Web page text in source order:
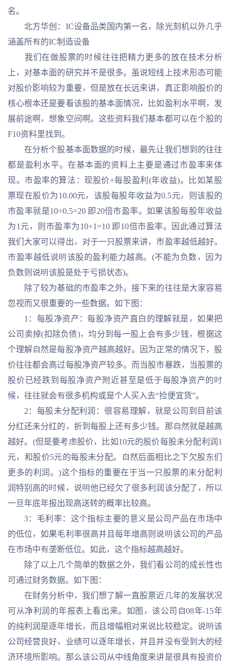
名。
北方华创：IC设备品类国内第一名，除光刻机以外几乎
涵盖所有的IC制造设备
我们在做股票的时候往往把精力更多的放在技术分析
上，对基本面的研究并不是很多。虽说短线上技术形态可能
对股价影响较为重要，但是放在长远来讲，真正影响股价的
核心根本还是要看该股的基本面情况，比如盈利水平啊，发
展前途啊，想象空间啊。这些资料我们基本都可以在个股的
F10资料里找到。
在分析个股基本面数据的时候，最先让我们想到的往往
都是盈利水平。在基本面的资料上主要是通过市盈率来体
现。市盈率的算法：现股价÷每股盈利(年收益)。比如某股
票现在股价为10.00元，该股每股年收益为0.5元，则该股的
市盈率就是10÷0.5=20 即20倍市盈率。如果该股每股年收益
为1元，则市盈率为10÷1=10 即10倍市盈率。因此通过算法
我们大家可以得出，对于一只股票来讲，市盈率越低越好。
市盈率越低说明该股的盈利能力越高。(不能为负数，因为
负数则说明该股是处于亏损状态)。
除了较为基础的市盈率之外。接下来的往往是大家容易
忽视而又很重要的一些数据。如下图：
1：每股净资产：每股净资产直白的理解就是，如果把
公司卖掉(扣除负债)，均分到每一股上会有多少钱，根据这
个理解自然是每股净资产越高越好。因为正常的情况下，股
价往往都会高过每股净资产较多。而当股市暴跌，当股票的
股价已经跌到每股净资产附近甚至是低于每股净资产的时
候，往往就会有很多机构或是个人买入去“捡便宜货”。
2：每股未分配利润：很容易理解，就是公司到目前该
分红还未分红的，折到每股上还有多少钱。那自然就是越高
越好。(但是要考虑股价，比如10元的股价每股未分配利润1
元，和股价5元的每股未分配。自然后面相比之下欠股东们
更多的利润。)这个指标的重要在于当一只股票的未分配利
润特别高的时候，说明他已经欠了很多利润该分配了，所以
一旦年底年报出现高送转的概率比较高。
3：毛利率：这个指标主要的意义是公司产品在市场中
的低位，如果毛利率很高并且每年增高则说明该公司的产品
在市场中有垄断低位。如此，这个指标越高越好。
除了以上几个简单的数据之外，我们看公司的成长性也
可通过财务数据。如下图：
在财务分析中，我们想了解一直股票近几年的发展状况
可从净利润的年报表上看出来。如图，该公司自08年-15年
的纯利润是逐年增长，而且增幅相对来说比较稳定。说明该
公司经营良好，业绩可以逐年增长，并且并没有受到大的经
济环境所影响。那么该公司从中线角度来讲是很具有投资价